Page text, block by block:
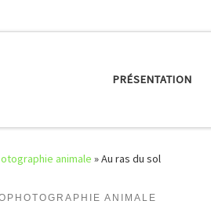
PRÉSENTATION
animale »Au ras du sol
ANIMALE